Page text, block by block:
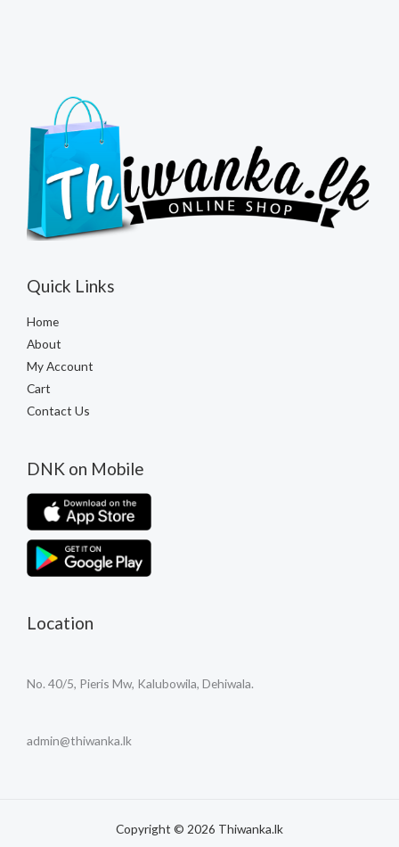
Quick Links
Home
About
My Account
Cart
Contact Us
DNK on Mobile
Location
No. 40/5, Pieris Mw, Kalubowila, Dehiwala.
admin@thiwanka.lk
Copyright © 2026 Thiwanka.lk